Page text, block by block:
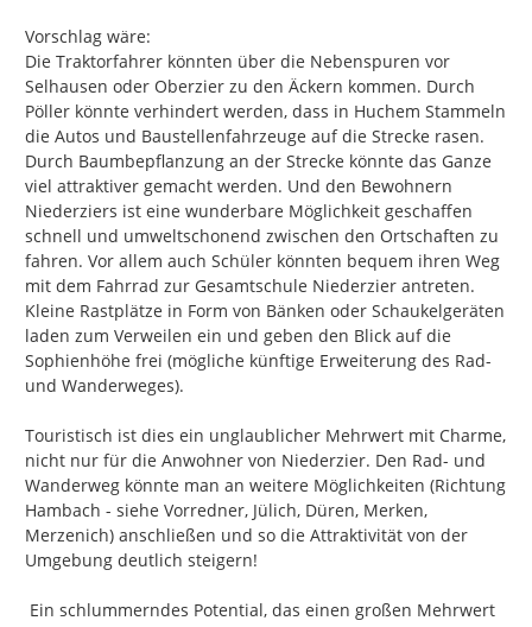
Vorschlag wäre:
Die Traktorfahrer könnten über die Nebenspuren vor
Selhausen oder Oberzier zu den Äckern kommen. Durch
Pöller könnte verhindert werden, dass in Huchem Stammeln
die Autos und Baustellenfahrzeuge auf die Strecke rasen.
Durch Baumbepflanzung an der Strecke könnte das Ganze
viel attraktiver gemacht werden. Und den Bewohnern
Niederziers ist eine wunderbare Möglichkeit geschaffen
schnell und umweltschonend zwischen den Ortschaften zu
fahren. Vor allem auch Schüler könnten bequem ihren Weg
mit dem Fahrrad zur Gesamtschule Niederzier antreten.
Kleine Rastplätze in Form von Bänken oder Schaukelgeräten
laden zum Verweilen ein und geben den Blick auf die
Sophienhöhe frei (mögliche künftige Erweiterung des Rad-
und Wanderweges).
Touristisch ist dies ein unglaublicher Mehrwert mit Charme,
nicht nur für die Anwohner von Niederzier. Den Rad- und
Wanderweg könnte man an weitere Möglichkeiten (Richtung
Hambach - siehe Vorredner, Jülich, Düren, Merken,
Merzenich) anschließen und so die Attraktivität von der
Umgebung deutlich steigern!